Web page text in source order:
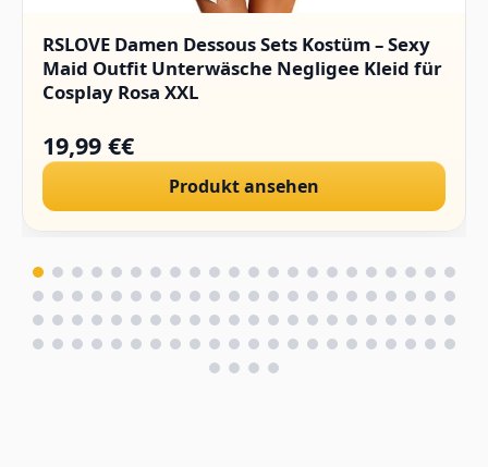
RSLOVE Damen Dessous Sets Kostüm – Sexy
Maid Outfit Unterwäsche Negligee Kleid für
Cosplay Rosa XXL
19,99 €€
Produkt ansehen